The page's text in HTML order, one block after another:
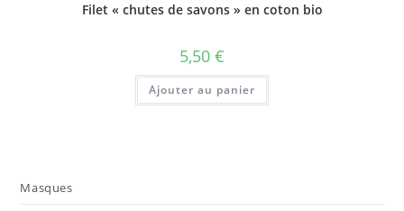
Filet « chutes de savons » en coton bio
5,50 €
Ajouter au panier
Masques